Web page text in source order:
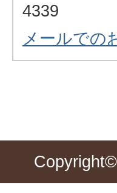
4339
メールでの